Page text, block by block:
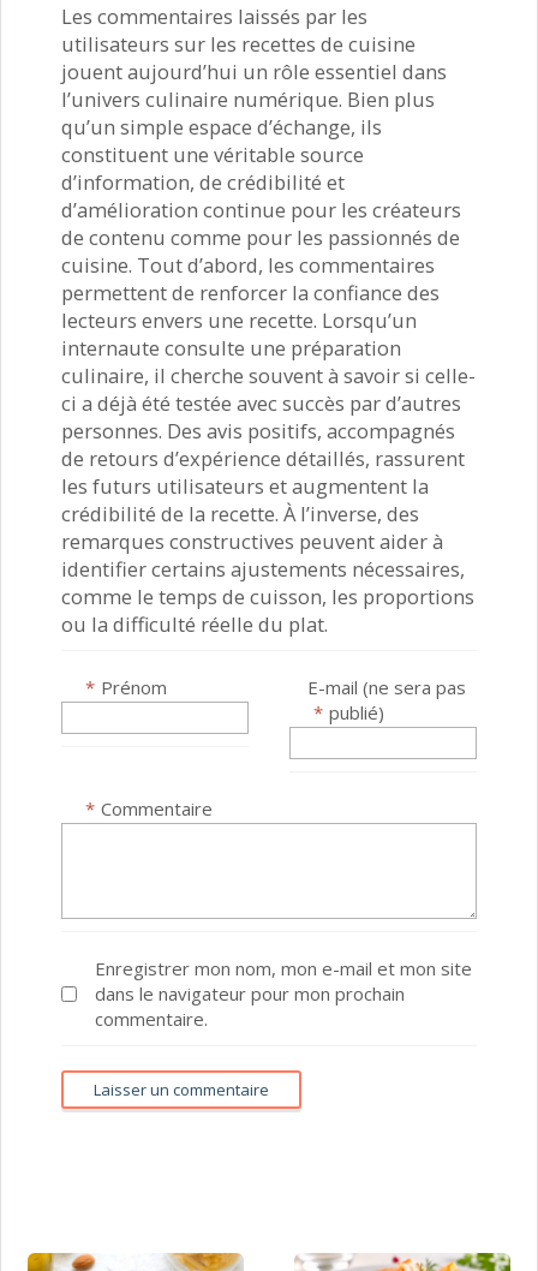
Les commentaires laissés par les
utilisateurs sur les recettes de cuisine
jouent aujourd’hui un rôle essentiel dans
l’univers culinaire numérique. Bien plus
qu’un simple espace d’échange, ils
constituent une véritable source
d’information, de crédibilité et
d’amélioration continue pour les créateurs
de contenu comme pour les passionnés de
cuisine. Tout d’abord, les commentaires
permettent de renforcer la confiance des
lecteurs envers une recette. Lorsqu’un
internaute consulte une préparation
culinaire, il cherche souvent à savoir si celle-
ci a déjà été testée avec succès par d’autres
personnes. Des avis positifs, accompagnés
de retours d’expérience détaillés, rassurent
les futurs utilisateurs et augmentent la
crédibilité de la recette. À l’inverse, des
remarques constructives peuvent aider à
identifier certains ajustements nécessaires,
comme le temps de cuisson, les proportions
ou la difficulté réelle du plat.
Commentaire
*
Prénom
*
E-mail (ne sera pas
publié)
*
Enregistrer mon nom, mon e-mail et mon site
dans le navigateur pour mon prochain
commentaire.